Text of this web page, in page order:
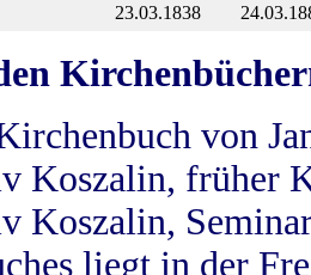
23.03.1838
von
Koszalin, früher
Koszalin,
liegt in der